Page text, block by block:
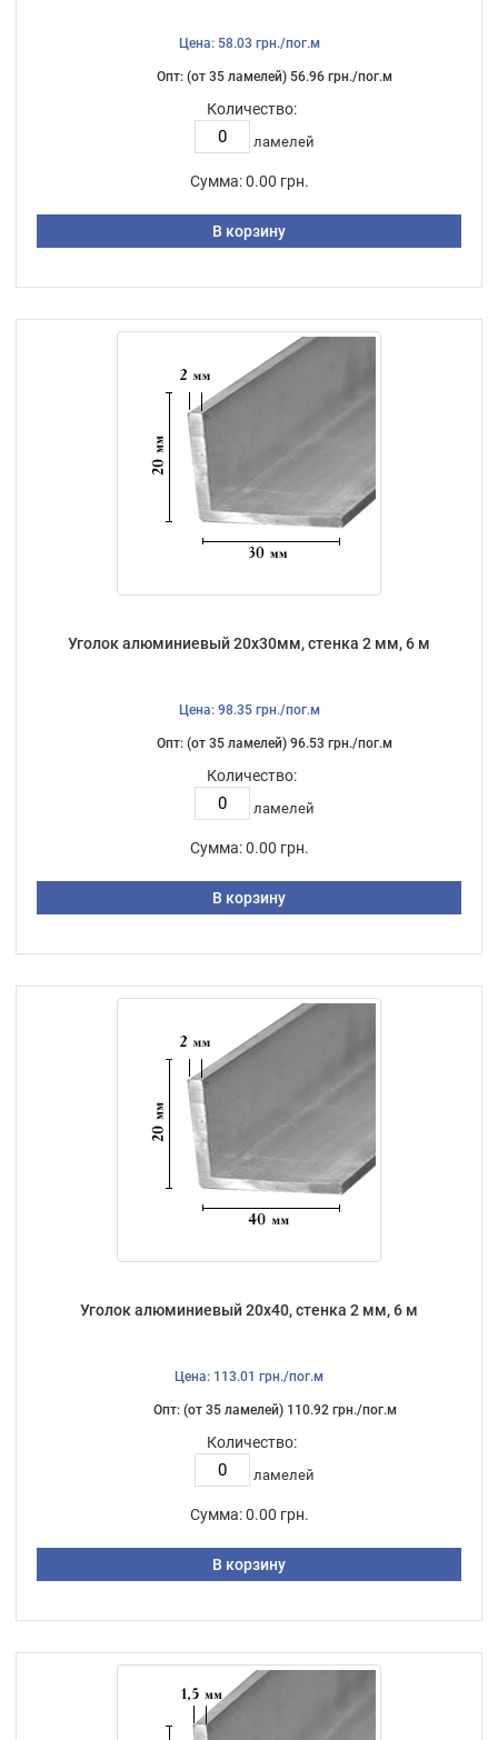
Цена: 58.03 грн./пог.м
Опт: (от 35 ламелей) 56.96 грн./пог.м
Количество:
ламелей
Сумма: 0.00 грн.
В корзину
Уголок алюминиевый 20х30мм, стенка 2 мм, 6 м
Цена: 98.35 грн./пог.м
Опт: (от 35 ламелей) 96.53 грн./пог.м
Количество:
ламелей
Сумма: 0.00 грн.
В корзину
Уголок алюминиевый 20х40, стенка 2 мм, 6 м
Цена: 113.01 грн./пог.м
Опт: (от 35 ламелей) 110.92 грн./пог.м
Количество:
ламелей
Сумма: 0.00 грн.
В корзину